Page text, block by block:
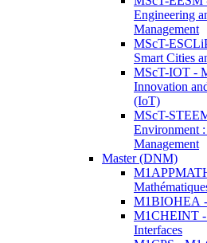
Engineering
Management
MScT-
Smart Cities
MScT-IOT -
Innovation
(IoT)
MScT-
Environment
Management
Master (DNM)
M1BIOHEA
M1CHEINT
Interfaces